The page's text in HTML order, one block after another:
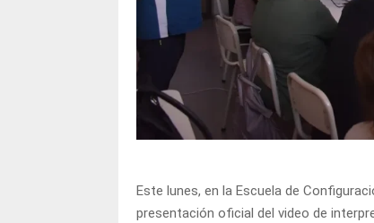
Este lunes, en la Escuela de
presentación oficial del video de